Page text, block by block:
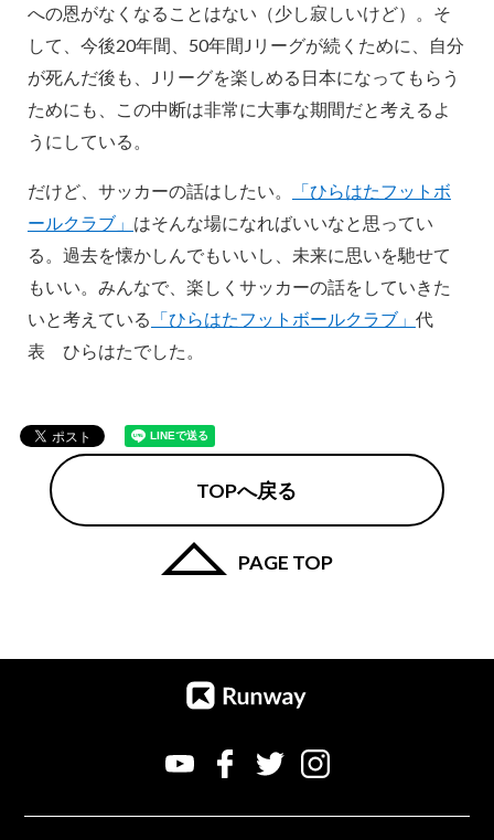
への恩がなくなることはない（少し寂しいけど）。そ
して、今後20年間、50年間Jリーグが続くために、自分
が死んだ後も、Jリーグを楽しめる日本になってもらう
ためにも、この中断は非常に大事な期間だと考えるよ
うにしている。
だけど、サッカーの話はしたい。
「ひらはたフットボ
ールクラブ」 はそんな場になればいいなと思ってい
る。過去を懐かしんでもいいし、未来に思いを馳せて
もいい。みんなで、楽しくサッカーの話をしていきた
いと考えている 「ひらはたフットボールクラブ」 代
表 ひらはたでした。
TOPへ戻る
PAGE TOP